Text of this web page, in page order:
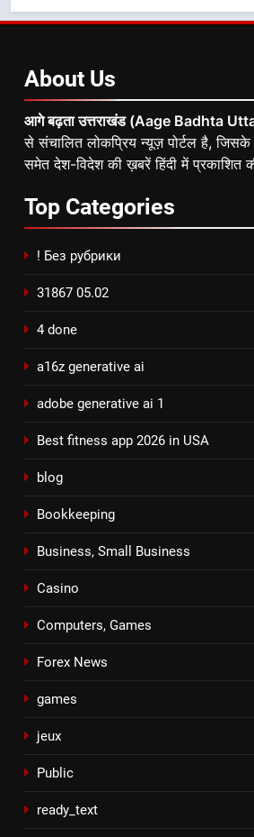
About Us
आगे बढ़ता उत्तराखंड (Aage Badhta
से संचालित लोकप्रिय न्यूज़ पोर्टल है, जिसके
समेत देश-विदेश की ख़बरें हिंदी में प्रकाशित
Top Categories
! Без рубрики
31867 05.02
4 done
a16z generative ai
adobe generative ai 1
Best fitness app 2026 in USA
blog
Bookkeeping
Business, Small Business
Casino
Computers, Games
Forex News
games
jeux
Public
ready_text